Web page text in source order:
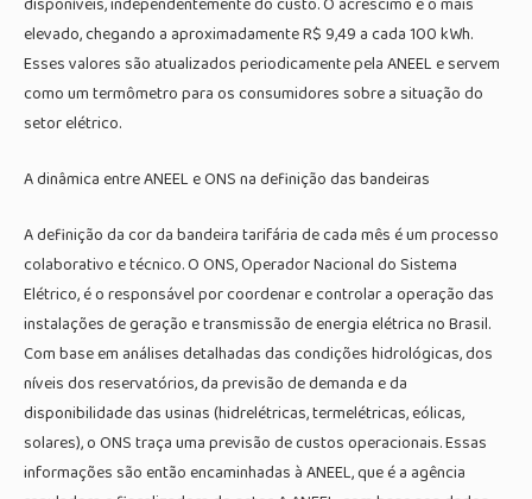
disponíveis, independentemente do custo. O acréscimo é o mais
elevado, chegando a aproximadamente R$ 9,49 a cada 100 kWh.
Esses valores são atualizados periodicamente pela ANEEL e servem
como um termômetro para os consumidores sobre a situação do
setor elétrico.
A dinâmica entre ANEEL e ONS na definição das bandeiras
A definição da cor da bandeira tarifária de cada mês é um processo
colaborativo e técnico. O ONS, Operador Nacional do Sistema
Elétrico, é o responsável por coordenar e controlar a operação das
instalações de geração e transmissão de energia elétrica no Brasil.
Com base em análises detalhadas das condições hidrológicas, dos
níveis dos reservatórios, da previsão de demanda e da
disponibilidade das usinas (hidrelétricas, termelétricas, eólicas,
solares), o ONS traça uma previsão de custos operacionais. Essas
informações são então encaminhadas à ANEEL, que é a agência